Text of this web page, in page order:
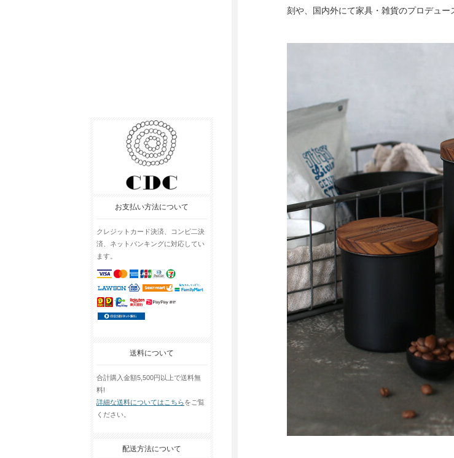
お支払い方法について
クレジットカード決済、コンビ二決
済、ネットバンキングに対応してい
ます。
送料について
合計購入金額5,500円以上で送料無
料!
詳細な送料についてはこちらをご覧
ください。
配送方法について
刻や、国内外にて家具・雑貨のプロデュー